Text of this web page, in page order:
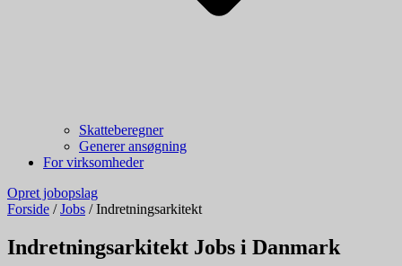
Skatteberegner
Generer ansøgning
For virksomheder
Opret jobopslag
Forside / Jobs / Indretningsarkitekt
Indretningsarkitekt Jobs i Danmark